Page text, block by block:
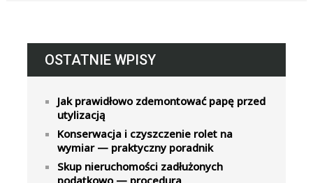
OSTATNIE WPISY
Jak prawidłowo zdemontować papę przed
utylizacją
Konserwacja i czyszczenie rolet na
wymiar — praktyczny poradnik
Skup nieruchomości zadłużonych
podatkowo — procedura